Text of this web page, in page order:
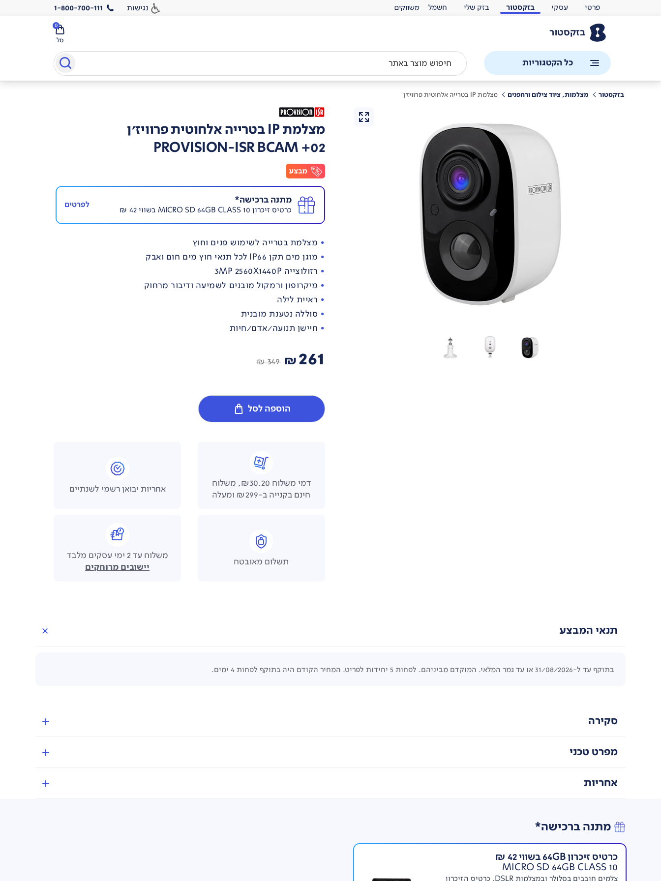
פרטי עסקי בזקסטור בזק שלי חשמל נגישות 1-800-700-111
בזקסטור
סל
0
כל הקטגוריות
בזקסטור מצלמות, ציוד צילום ורחפנים מצלמת IP בטרייה אלחוטית פרוויז'ן
מצלמת IP בטרייה אלחוטית פרוויז'ן
PROVISION-ISR BCAM +02
מתנה ברכישה*
כרטיס זיכרון MICRO SD 64GB CLASS 10 בשווי 42 ₪ לפרטים
מצלמת בטרייה לשימוש פנים וחוץ
מוגן מים תקן IP66 לכל תנאי חוץ מים חום ואבק
רזולוצייה 3MP 2560X1440P
מיקרופון ורמקול מובנים לשמיעה ודיבור מרחוק
ראיית לילה
סוללה נטענת מובנית
חיישן תנועה/אדם/חיות
261
₪
349 ₪
הוספה לסל
דמי משלוח ₪30.20, משלוח
חינם בקנייה ב-₪299 ומעלה
אחריות יבואן רשמי לשנתיים
תשלום מאובטח
משלוח עד 2 ימי עסקים מלבד
יישובים מרוחקים
תנאי המבצע
בתוקף עד ל-31/08/2026 או עד גמר המלאי. המוקדם מביניהם. לפחות 5 יחידות לפריט. המחיר הקודם היה בתוקף לפחות 4 ימים.
סקירה
מפרט טכני
אחריות
מתנה ברכישה*
כרטיס זיכרון 64GB בשווי 42 ₪
MICRO SD 64GB CLASS 10
צלמים חובבים בסלולר ובמצלמות DSLR, כרטיס הזיכרון
משווקים